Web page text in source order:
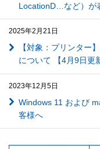
LocationD…など）が
2025年2月21日
【対象：プリンター
について 【4月9日更
2023年12月5日
Windows 11 および
客様へ